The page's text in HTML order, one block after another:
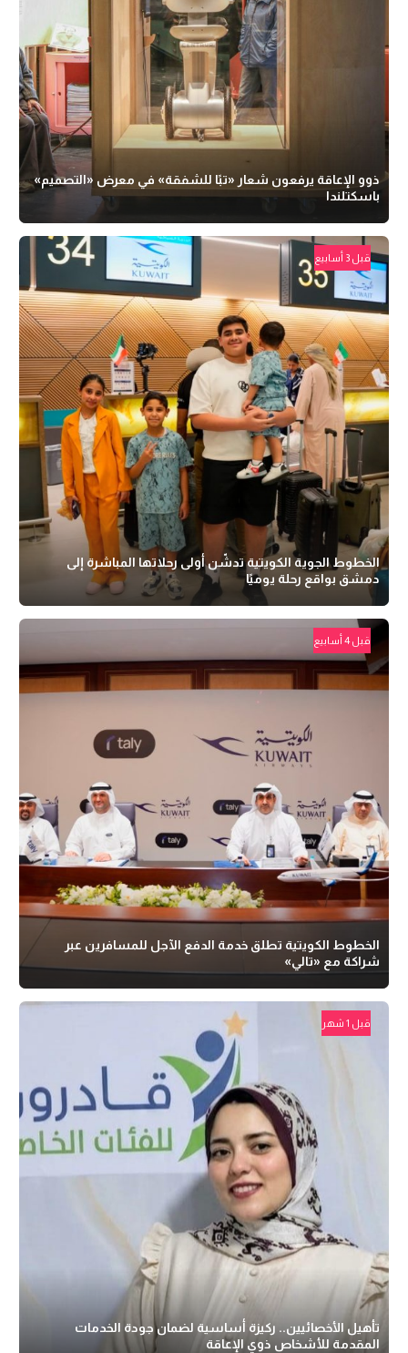
ذوو الإعاقة يرفعون شعار «تبًا للشفقة» في معرض «التصميم»
باسكتلندا
قبل 3 أسابيع
الخطوط الجوية الكويتية تدشّن أولى رحلاتها المباشرة إلى
دمشق بواقع رحلة يوميًا
قبل 4 أسابيع
الخطوط الكويتية تطلق خدمة الدفع الآجل للمسافرين عبر
شراكة مع «تالي»
قبل 1 شهر
تأهيل الأخصائيين.. ركيزة أساسية لضمان جودة الخدمات
المقدمة للأشخاص ذوي الإعاقة